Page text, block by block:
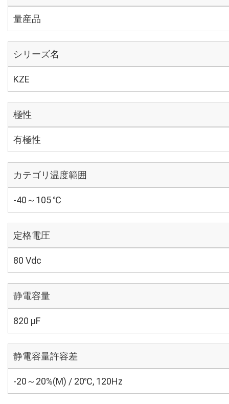
量産品
シリーズ名
KZE
極性
有極性
カテゴリ温度範囲
-40～105 ℃
定格電圧
80 Vdc
静電容量
820 µF
静電容量許容差
-20～20%(M) / 20℃, 120Hz